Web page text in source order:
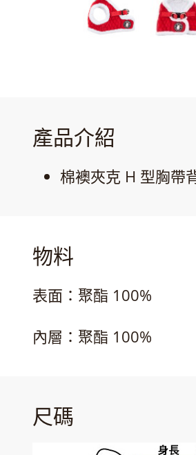
產品介紹
棉襖夾克 H 型胸帶
物料
表面：聚酯 100%
內層：聚酯 100%
尺碼